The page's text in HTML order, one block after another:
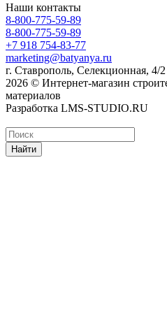
Наши контакты
8-800-775-59-89
8-800-775-59-89
+7 918 754-83-77
marketing@batyanya.ru
г. Ставрополь, Селекционная, 4/2
2026 © Интернет-магазин
материалов
Разработка LMS-STUDIO.RU
Найти